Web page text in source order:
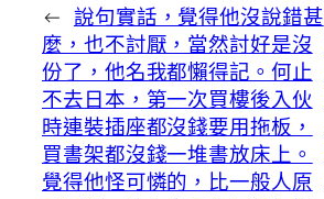
← 說句實話，覺得他沒說錯甚
麼，也不討厭，當然討好是沒
份了，他名我都懶得記。何止
不去日本，第一次買樓後入伙
時連裝插座都沒錢要用拖板，
買書架都沒錢一堆書放床上。
覺得他怪可憐的，比一般人原